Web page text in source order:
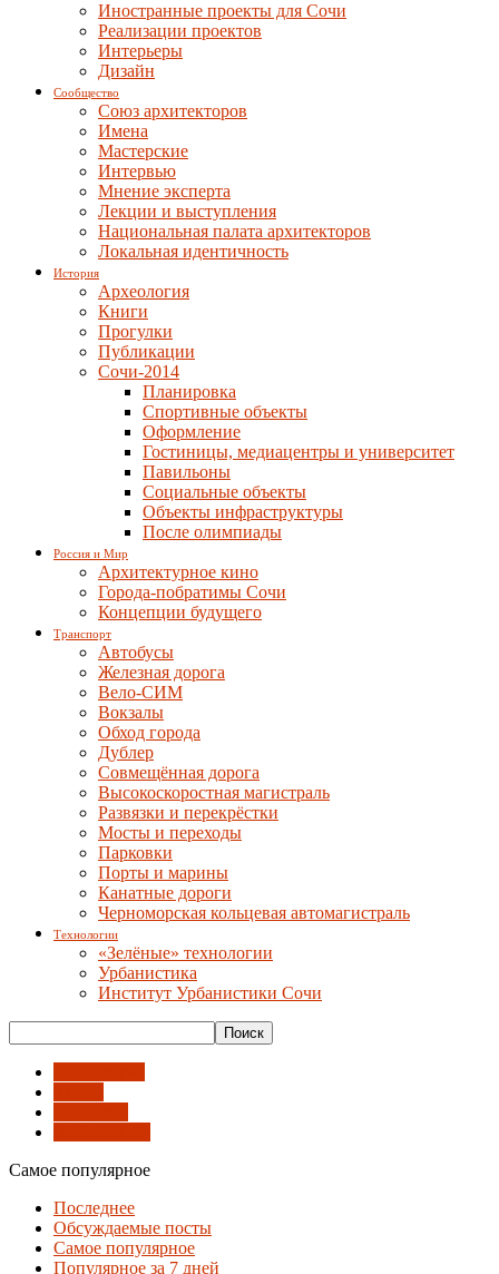
Иностранные проекты для Сочи
Реализации проектов
Интерьеры
Дизайн
Сообщество
Союз архитекторов
Имена
Мастерские
Интервью
Мнение эксперта
Лекции и выступления
Национальная палата архитекторов
Локальная идентичность
История
Археология
Книги
Прогулки
Публикации
Сочи-2014
Планировка
Спортивные объекты
Оформление
Гостиницы, медиацентры и университет
Павильоны
Социальные объекты
Объекты инфраструктуры
После олимпиады
Россия и Мир
Архитектурное кино
Города-побратимы Сочи
Концепции будущего
Транспорт
Автобусы
Железная дорога
Вело-СИМ
Вокзалы
Обход города
Дублер
Совмещённая дорога
Высокоскоростная магистраль
Развязки и перекрёстки
Мосты и переходы
Парковки
Порты и марины
Канатные дороги
Черноморская кольцевая автомагистраль
Технологии
«Зелёные» технологии
Урбанистика
Институт Урбанистики Сочи
Самое популярное
Последнее
Обсуждаемые посты
Самое популярное
Популярное за 7 дней